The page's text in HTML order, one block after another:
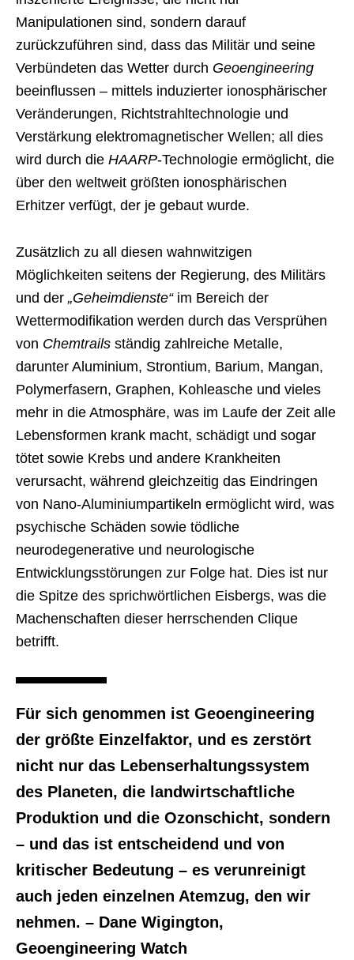
Manipulationen sind, sondern darauf
zurückzuführen sind, dass das Militär und seine
Verbündeten das Wetter durch Geoengineering
beeinflussen – mittels induzierter ionosphärischer
Veränderungen, Richtstrahltechnologie und
Verstärkung elektromagnetischer Wellen; all dies
wird durch die HAARP-Technologie ermöglicht, die
über den weltweit größten ionosphärischen
Erhitzer verfügt, der je gebaut wurde.
Zusätzlich zu all diesen wahnwitzigen
Möglichkeiten seitens der Regierung, des Militärs
und der „Geheimdienste“im Bereich der
Wettermodifikation werden durch das Versprühen
von Chemtrails ständig zahlreiche Metalle,
darunter Aluminium, Strontium, Barium, Mangan,
Polymerfasern, Graphen, Kohleasche und vieles
mehr in die Atmosphäre, was im Laufe der Zeit alle
Lebensformen krank macht, schädigt und sogar
tötet sowie Krebs und andere Krankheiten
verursacht, während gleichzeitig das Eindringen
von Nano-Aluminiumpartikeln ermöglicht wird, was
psychische Schäden sowie tödliche
neurodegenerative und neurologische
Entwicklungsstörungen zur Folge hat. Dies ist nur
die Spitze des sprichwörtlichen Eisbergs, was die
Machenschaften dieser herrschenden Clique
betrifft.
Für sich genommen ist Geoengineering
der größte Einzelfaktor, und es zerstört
nicht nur das Lebenserhaltungssystem
des Planeten, die landwirtschaftliche
Produktion und die Ozonschicht, sondern
– und das ist entscheidend und von
kritischer Bedeutung – es verunreinigt
auch jeden einzelnen Atemzug, den wir
nehmen. – Dane Wigington,
Geoengineering Watch